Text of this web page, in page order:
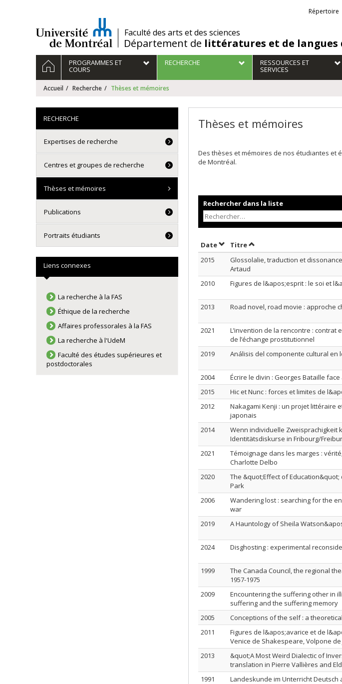
/Faculté des arts et des sciences
Département de littératures et de langues
Liens
externes
Répertoire
Navigation
principale
ACCUEILPROGRAMMES ET
COURS
RECHERCHE RESSOURCES ET
SERVICES
Accueil Recherche Thèses et mémoires
Thèses et mémoires
Des thèses et mémoires de nos étudiantes et
de Montréal.
Rechercher dans la liste
DateTrier par date en ordre croissant
TitreTrier par titre en ordre
2015
Glossolalie, traduction et
Artaud
2010 Figures de l&apos;esprit : le soi et
2013 Road novel, road movie : approche
2021
L’invention de la rencontre :
de l’échange prostitutionnel
2019
Análisis del componente cultural en
2004 Écrire le divin : Georges Bataille
2015
Hic et Nunc : forces et limites de
2012
Nakagami Kenji : un projet littéraire
japonais
2014
Wenn individuelle Zweisprachigkeit
Identitätsdiskurse in Fribourg/
2021
Témoignage dans les marges :
Charlotte Delbo
2020
The &quot;Effect of
Park
2006
Wandering lost : searching for the
war
2019 A Hauntology of Sheila
2024 Disghosting : experimental
1999
The Canada Council, the regional
1957-1975
2009
Encountering the suffering other in
suffering and the suffering memory
2005 Conceptions of the self : a
2011
Figures de l&apos;avarice et de
Venice de Shakespeare, Volpone
2013
&quot;A Most Weird Dialectic of
translation in Pierre Vallières and
1991 Landeskunde im Unterricht
RECHERCHE
Expertises de recherche
Centres et groupes de recherche
Thèses et mémoires
Publications
Portraits étudiants
Liens connexes
La recherche à la FAS
Éthique de la recherche
Affaires professorales à la FAS
La recherche à l'UdeM
Faculté des études supérieures et
postdoctorales